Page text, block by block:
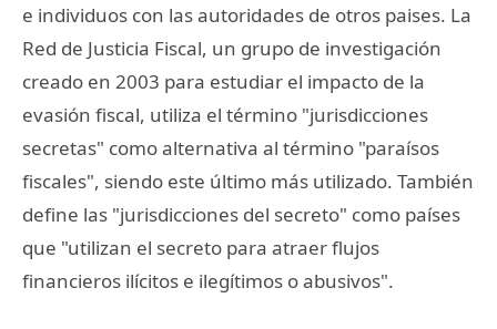
e individuos con las autoridades de otros paises. La
Red de Justicia Fiscal, un grupo de investigación
creado en 2003 para estudiar el impacto de la
evasión fiscal, utiliza el término "jurisdicciones
secretas" como alternativa al término "paraísos
fiscales", siendo este último más utilizado. También
define las "jurisdicciones del secreto" como países
que "utilizan el secreto para atraer flujos
financieros ilícitos e ilegítimos o abusivos".